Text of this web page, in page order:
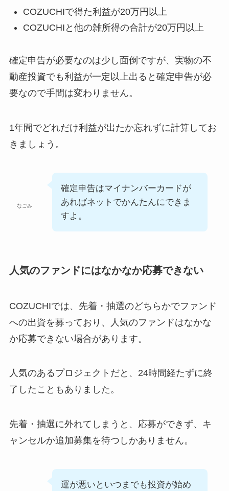
COZUCHIで得た利益が20万円以上
COZUCHIと他の雑所得の合計が20万円以上
確定申告が必要なのは少し面倒ですが、実物の不
動産投資でも利益が一定以上出ると確定申告が必
要なので手間は変わりません。
1年間でどれだけ利益が出たか忘れずに計算してお
きましょう。
なごみ
確定申告はマイナンバーカードが
あればネットでかんたんにできま
すよ。
人気のファンドにはなかなか応募できない
COZUCHIでは、先着・抽選のどちらかでファンド
への出資を募っており、人気のファンドはなかな
か応募できない場合があります。
人気のあるプロジェクトだと、24時間経たずに終
了したこともありました。
先着・抽選に外れてしまうと、応募ができず、キ
ャンセルか追加募集を待つしかありません。
運が悪いといつまでも投資が始め